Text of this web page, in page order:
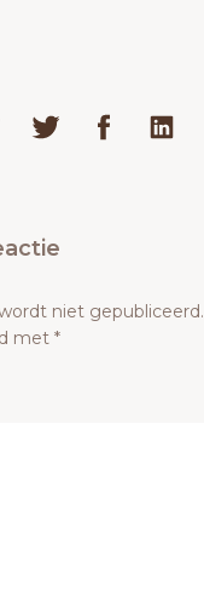
niet gepubliceerd.
met*